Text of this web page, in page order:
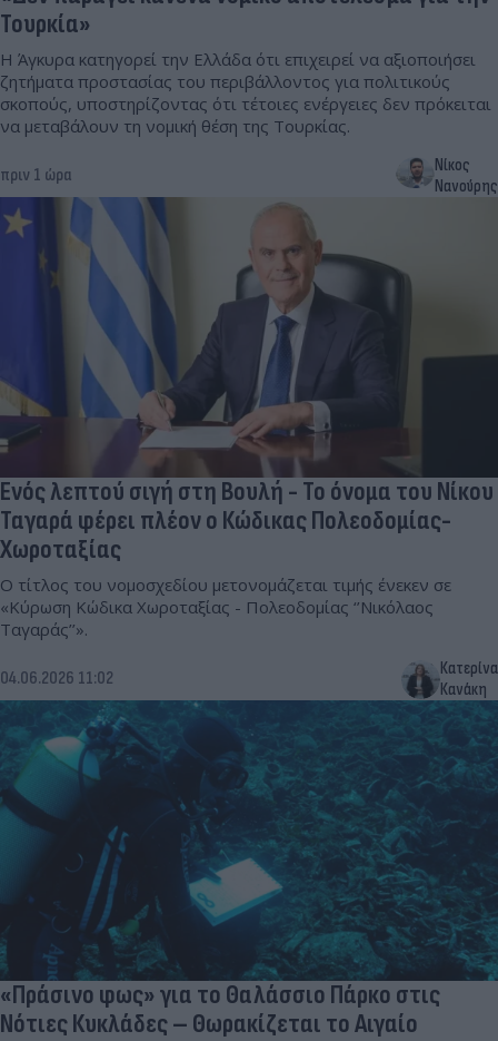
Τουρκία»
Η Άγκυρα κατηγορεί την Ελλάδα ότι επιχειρεί να αξιοποιήσει
ζητήματα προστασίας του περιβάλλοντος για πολιτικούς
σκοπούς, υποστηρίζοντας ότι τέτοιες ενέργειες δεν πρόκειται
να μεταβάλουν τη νομική θέση της Τουρκίας.
πριν 1 ώρα
Νίκος
Νανούρης
Ενός λεπτού σιγή στη Βουλή - Το όνομα του Νίκου
Ταγαρά φέρει πλέον ο Κώδικας Πολεοδομίας-
Χωροταξίας
Ο τίτλος του νομοσχεδίου μετονομάζεται τιμής ένεκεν σε
«Κύρωση Κώδικα Χωροταξίας - Πολεοδομίας ‘’Νικόλαος
Ταγαράς’’».
04.06.2026 11:02
Κατερίνα
Κανάκη
«Πράσινο φως» για το Θαλάσσιο Πάρκο στις
Νότιες Κυκλάδες – Θωρακίζεται το Αιγαίο